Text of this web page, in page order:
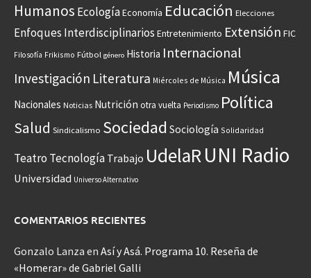
Humanos EcologíaEconomía Educación Elecciones
Enfoques Interdisciplinarios Entretenimiento Extensión FIC
Filosofía Frikismo Fútbol género Historia Internacional
Investigación Literatura Miércoles de Música Música
Nacionales Noticias Nutrición otra vuelta Periodismo Política
Salud Sindicalismo Sociedad Sociología Solidaridad
Teatro Tecnología Trabajo UdelaRUNI Radio
Universidad Universo Alternativo
COMENTARIOS RECIENTES
Gonzalo Lanza en Así y Asá. Programa 10. Reseña de
«Homerar» de Gabriel Galli